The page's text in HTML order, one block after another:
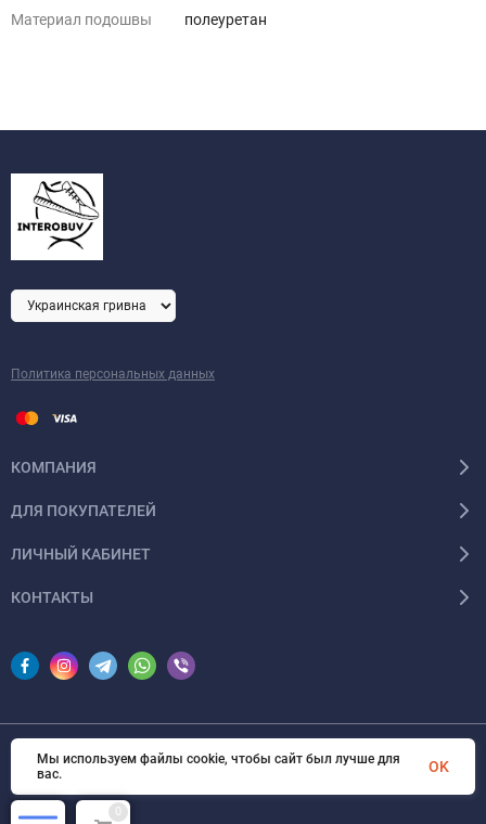
Материал подошвы полеуретан
Политика персональных данных
КОМПАНИЯ
ДЛЯ ПОКУПАТЕЛЕЙ
ЛИЧНЫЙ КАБИНЕТ
КОНТАКТЫ
© 2026 InSale. Все права защищены
0
Мы используем файлы cookie, чтобы сайт был лучше для
вас.
OK